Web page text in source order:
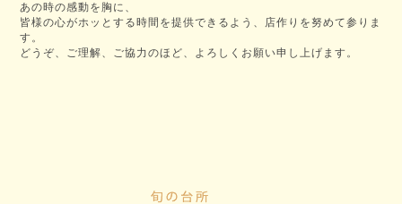
あの時の感動を胸に、
皆様の心がホッとする時間を提供できるよう、店作りを努めて参りま
す。
どうぞ、ご理解、ご協力のほど、よろしくお願い申し上げます。